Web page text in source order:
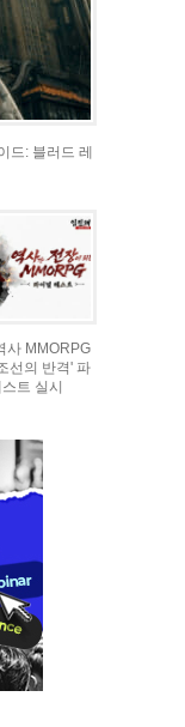
드: 블러드 레
사 MMORPG
선의 반격' 파
트 실시